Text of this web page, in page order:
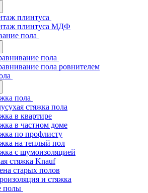
плинтуса
плинтуса МДФ
пола
пола
пола ровнителем
пола
стяжка пола
в квартире
в частном доме
по профлисту
на теплый пол
с шумоизоляцией
стяжка Knauf
старых полов
и стяжка
полы